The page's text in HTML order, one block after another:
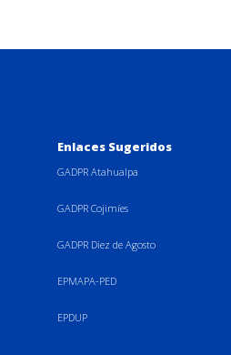
Enlaces Sugeridos
GADPR Atahualpa
GADPR Cojimíes
GADPR Diez de Agosto
EPMAPA-PED
EPDUP